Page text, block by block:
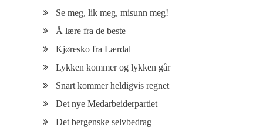
Se meg, lik meg, misunn meg!
Å lære fra de beste
Kjøresko fra Lærdal
Lykken kommer og lykken går
Snart kommer heldigvis regnet
Det nye Medarbeiderpartiet
Det bergenske selvbedrag